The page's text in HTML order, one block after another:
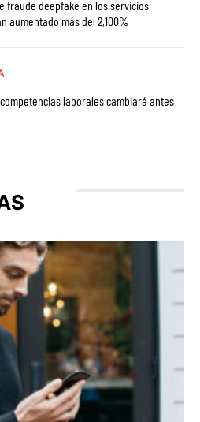
fraude deepfake en los servicios
aumentado más del 2,100%
laborales cambiará antes